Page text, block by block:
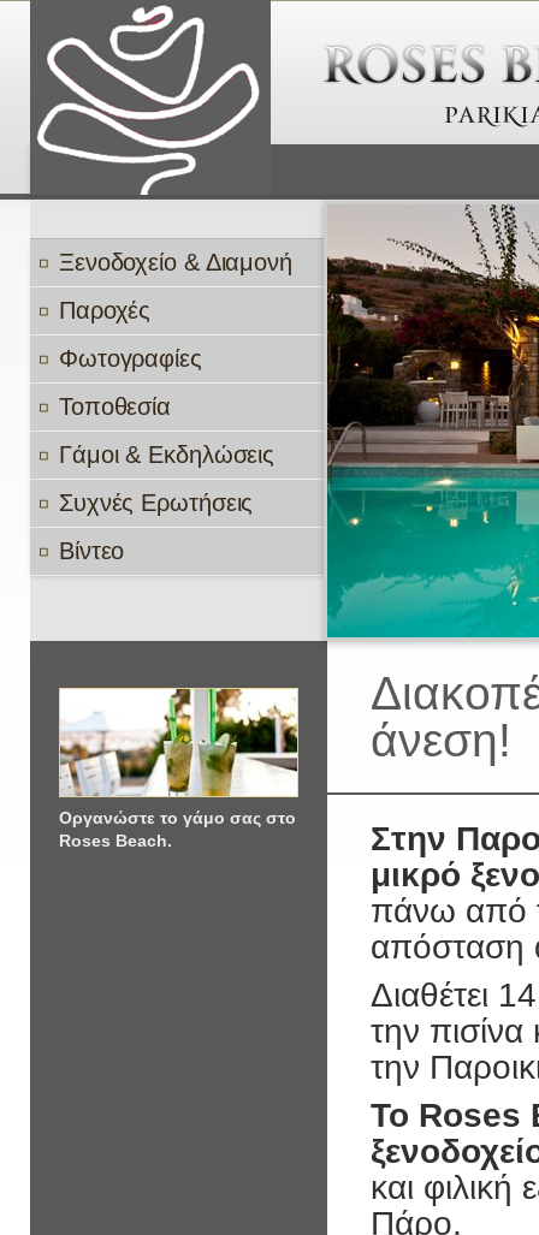
Ξενοδοχείο & Διαμονή
Παροχές
Φωτογραφίες
Τοποθεσία
Γάμοι & Εκδηλώσεις
Συχνές Ερωτήσεις
Βίντεο
Οργανώστε το γάμο σας στο
Roses Beach.
άνεση!
Στην
μικρό
πάνω από
απόσταση
Διαθέτει
την
την
Το Roses
και
Πάρο.